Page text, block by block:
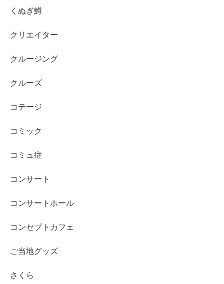
くぬぎ鱒
クリエイター
クルージング
クルーズ
コテージ
コミック
コミュ症
コンサート
コンサートホール
コンセプトカフェ
ご当地グッズ
さくら